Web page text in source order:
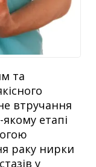
та
втручання
етапі
раку нирки
у